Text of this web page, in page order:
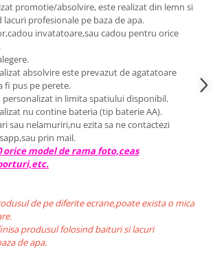
promotie/absolvire, este realizat din lemn si
profesionale pe baza de apa.
invatatoare,sau cadou pentru orice
absolvire este prevazut de agatatoare
fi pus pe perete.
in limita spatiului disponibil.
nu contine bateria (tip baterie AA).
sau nelamuriri,nu ezita sa ne contactezi
prin mail.
orice model de rama foto,ceas
de pe diferite ecrane,poate exista o mica
produsul folosind baituri si lacuri
de apa.